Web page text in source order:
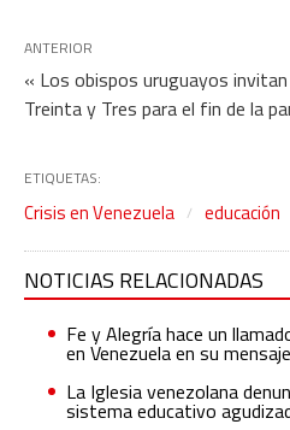
ANTERIOR
« Los obispos uruguayos
Treinta y Tres para el fin de la
ETIQUETAS:
Crisis en Venezuela educación
NOTICIAS RELACIONADAS
Fe y Alegría hace un
en Venezuela en su
La Iglesia venezolana
sistema educativo